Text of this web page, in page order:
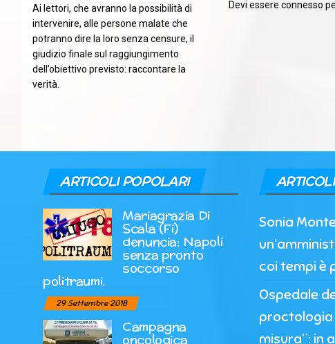
Ai lettori, che avranno la possibilità di
intervenire, alle persone malate che
potranno dire la loro senza censure, il
giudizio finale sul raggiungimento
dell’obiettivo previsto: raccontare la
verità.
Devi essereconnesso
ARTICOLI POPOLARI
Mariagrazia Di
Scala (Fi)
denuncia: Napoli
senza pronto
soccorso
politraumi.
29 Settembre 2018
Campagna
oncologica
Sonia
coi tempi è
Ospedale
proctologia
misura”: in